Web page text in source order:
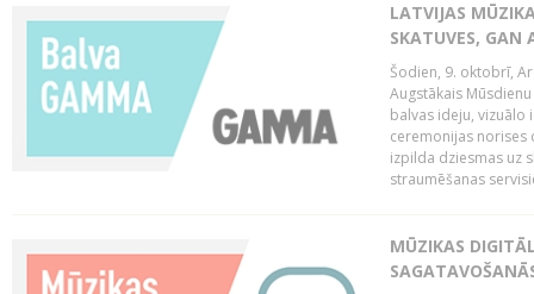
LATVIJAS
SKATUVES, GAN
Šodien, 9. oktobrī,
Augstākais
balvas ideju,
ceremonijas norises
izpilda dziesmas uz
straumēšanas
MŪZIKAS